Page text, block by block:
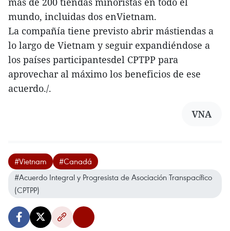
mundo, incluidas dos enVietnam.
La compañía tiene previsto abrir mástiendas a
lo largo de Vietnam y seguir expandiéndose a
los países participantesdel CPTPP para
aprovechar al máximo los beneficios de ese
acuerdo./.
VNA
#Vietnam
#Canadá
#Acuerdo Integral y Progresista de Asociación Transpacífico
(CPTPP)